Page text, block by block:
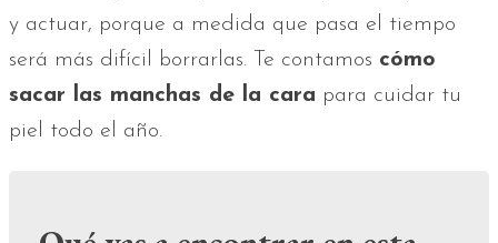
y actuar, porque a medida que pasa el tiempo
será más difícil borrarlas. Te contamos cómo
sacar las manchas de la cara para cuidar tu
piel todo el año.